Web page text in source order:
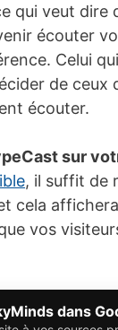
qui veut dire
écouter
Celui
de ceux
écouter.
sur
, il suffit de
cela
vos
dans